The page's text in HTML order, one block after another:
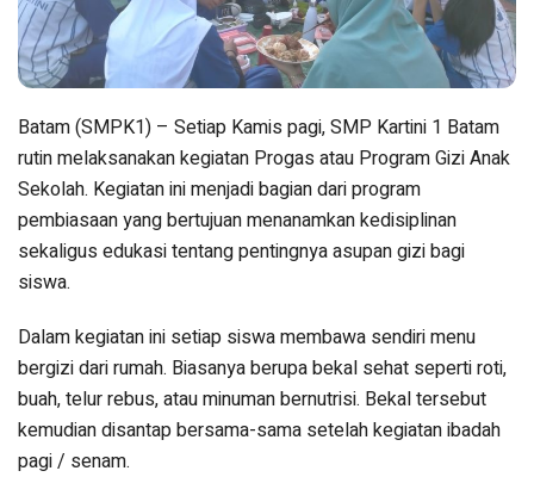
Batam (SMPK1) – Setiap Kamis pagi, SMP Kartini 1 Batam
rutin melaksanakan kegiatan Progas atau Program Gizi Anak
Sekolah. Kegiatan ini menjadi bagian dari program
pembiasaan yang bertujuan menanamkan kedisiplinan
sekaligus edukasi tentang pentingnya asupan gizi bagi
siswa.
Dalam kegiatan ini setiap siswa membawa sendiri menu
bergizi dari rumah. Biasanya berupa bekal sehat seperti roti,
buah, telur rebus, atau minuman bernutrisi. Bekal tersebut
kemudian disantap bersama-sama setelah kegiatan ibadah
pagi / senam.